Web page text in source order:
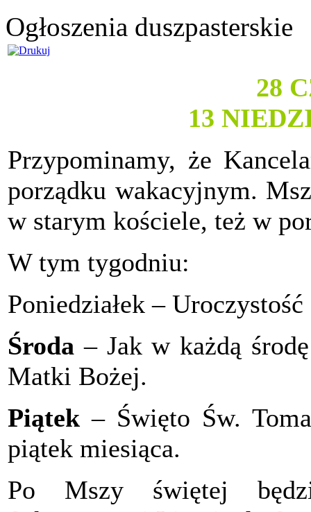
Ogłoszenia duszpasterskie
28
13
Przypominamy, że
porządku wakacyjnym.
w starym kościele, też w
W tym tygodniu:
Poniedziałek –
Środa – Jak w każdą
Matki Bożej.
Piątek – Święto Św.
piątek miesiąca.
Po Mszy świętej